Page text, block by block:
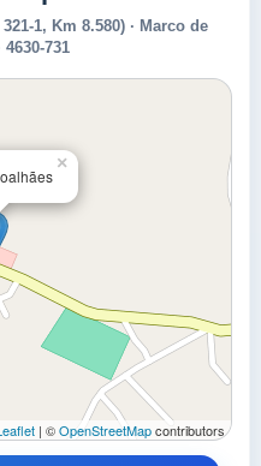
1, Km 8.580) · Marco de
4630-731
×
| ©OpenStreetMapcontributors